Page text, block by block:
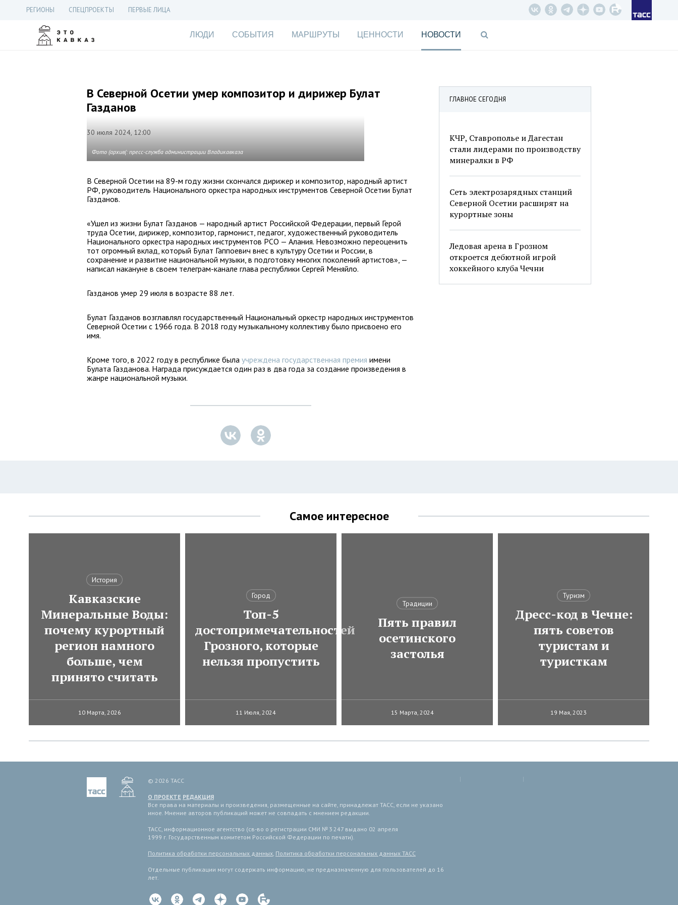
РЕГИОНЫ СПЕЦПРОЕКТЫ ПЕРВЫЕ ЛИЦА
ЛЮДИ СОБЫТИЯ МАРШРУТЫ ЦЕННОСТИ НОВОСТИ
ГЛАВНОЕ СЕГОДНЯ
КЧР, Ставрополье и Дагестан
стали лидерами по производству
минералки в РФ
Сеть электрозарядных станций
Северной Осетии расширят на
курортные зоны
Ледовая арена в Грозном
откроется дебютной игрой
хоккейного клуба Чечни
В Северной Осетии умер композитор и дирижер Булат
Газданов
30 июля 2024, 12:00
Фото (архив(: пресс-служба администрации Владикавказа
В Северной Осетии на 89-м году жизни скончался дирижер и композитор, народный артист
РФ, руководитель Национального оркестра народных инструментов Северной Осетии Булат
Газданов.
«Ушел из жизни Булат Газданов — народный артист Российской Федерации, первый Герой
труда Осетии, дирижер, композитор, гармонист, педагог, художественный руководитель
Национального оркестра народных инструментов РСО — Алания. Невозможно переоценить
тот огромный вклад, который Булат Гаппоевич внес в культуру Осетии и России, в
сохранение и развитие национальной музыки, в подготовку многих поколений артистов», —
написал накануне в своем телеграм-канале глава республики Сергей Меняйло.
Газданов умер 29 июля в возрасте 88 лет.
Булат Газданов возглавлял государственный Национальный оркестр народных инструментов
Северной Осетии с 1966 года. В 2018 году музыкальному коллективу было присвоено его
имя.
Кроме того, в 2022 году в республике была учреждена государственная премия имени
Булата Газданова. Награда присуждается один раз в два года за создание произведения в
жанре национальной музыки.
Самое интересное
История
Кавказские
Минеральные Воды:
почему курортный
регион намного
больше, чем
принято считать
10 Марта, 2026
Город
Топ-5
достопримечательностей
Грозного, которые
нельзя пропустить
11 Июля, 2024
Традиции
Пять правил
осетинского
застолья
15 Марта, 2024
Туризм
Дресс-код в Чечне:
пять советов
туристам и
туристкам
19 Мая, 2023
© 2026 ТАСС
О ПРОЕКТЕ РЕДАКЦИЯ
Все права на материалы и произведения, размещенные на сайте, принадлежат ТАСС, если не указано
иное. Мнение авторов публикаций может не совпадать с мнением редакции.
ТАСС, информационное агентство (св-во о регистрации СМИ № 3 247 выдано 02 апреля
1999 г. Государственным комитетом Российской Федерации по печати).
Политика обработки персональных данных, Политика обработки персональных данных ТАСС
Отдельные публикации могут содержать информацию, не предназначенную для пользователей до 16
лет.